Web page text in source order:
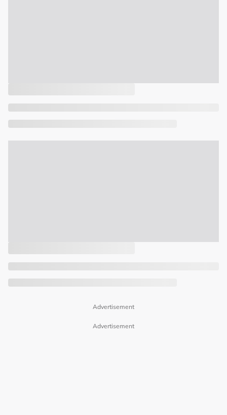
Advertisement
Advertisement